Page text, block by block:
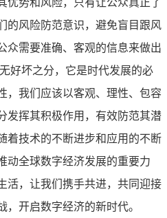
的风险防范意识，避免盲目跟风
众需要准确、客观的信息来做出
好坏之分，它是时代发展的必
，我们应该以客观、理性、包容
发挥其积极作用，有效防范其潜
着技术的不断进步和应用的不断
动全球数字经济发展的重要力
活，让我们携手共进，共同迎接
，开启数字经济的新时代。